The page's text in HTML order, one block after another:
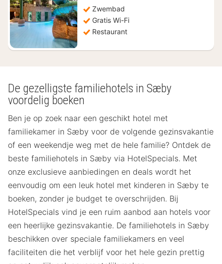
Zwembad
Gratis Wi-Fi
Restaurant
De gezelligste familiehotels in Sæby
voordelig boeken
Ben je op zoek naar een geschikt hotel met
familiekamer in Sæby voor de volgende gezinsvakantie
of een weekendje weg met de hele familie? Ontdek de
beste familiehotels in Sæby via HotelSpecials. Met
onze exclusieve aanbiedingen en deals wordt het
eenvoudig om een leuk hotel met kinderen in Sæby te
boeken, zonder je budget te overschrijden. Bij
HotelSpecials vind je een ruim aanbod aan hotels voor
een heerlijke gezinsvakantie. De familiehotels in Sæby
beschikken over speciale familiekamers en veel
faciliteiten die het verblijf voor het hele gezin prettig